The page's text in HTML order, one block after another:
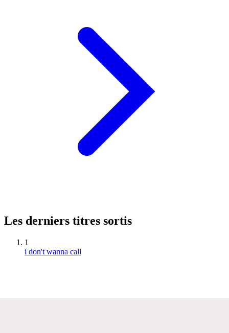
Les derniers titres sortis
1
i don't wanna call